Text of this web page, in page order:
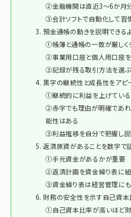
②金融機関は直近3〜6か月
③会計ソフトで自動化して習
3. 預金通帳の動きを説明できる
①帳簿と通帳の一致が厳しく
②事業用口座と個人用口座
③記録が残る取引方法を選ぶ
4. 黒字の継続性と成長性をアピ
①継続的に利益を上げてい
②赤字でも理由が明確であ
能性はある
③利益推移を自分で把握し説
5. 返済原資があることを数字で
①手元資金があるかが重要
②返済計画を資金繰り表に
③資金繰り表は経営管理に
6. 財務の安全性を示す自己資本
①自己資本比率が高いほど